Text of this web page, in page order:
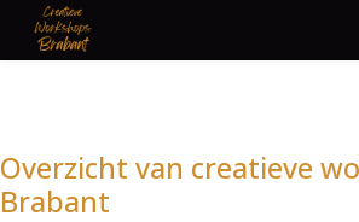
Overzicht van creatieve
Brabant